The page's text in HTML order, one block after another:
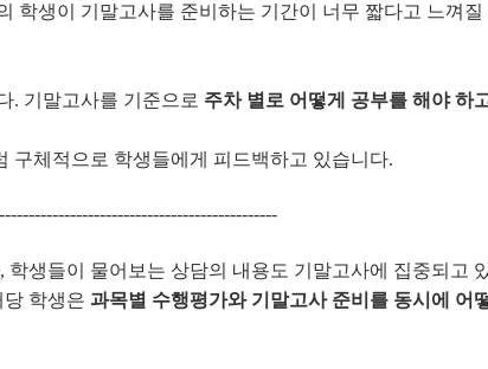
학생이 기말고사를 준비하는 기간이 너무 짧다고 느껴질
. 기말고사를 기준으로 주차 별로 어떻게 공부를 해야 하
구체적으로 학생들에게 피드백하고 있습니다.
생들이 물어보는 상담의 내용도 기말고사에 집중되고
학생은 과목별 수행평가와 기말고사 준비를 동시에 어